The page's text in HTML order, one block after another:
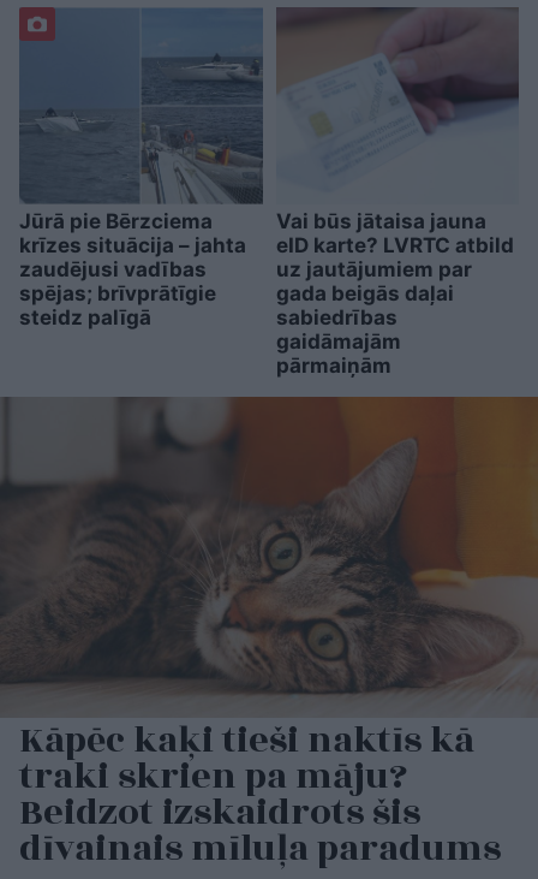
Jūrā pie Bērzciema
krīzes situācija – jahta
zaudējusi vadības
spējas; brīvprātīgie
steidz palīgā
Vai būs jātaisa jauna
eID karte? LVRTC atbild
uz jautājumiem par
gada beigās daļai
sabiedrības
gaidāmajām
pārmaiņām
Kāpēc kaķi tieši naktīs kā
traki skrien pa māju?
Beidzot izskaidrots šis
dīvainais mīluļa paradums